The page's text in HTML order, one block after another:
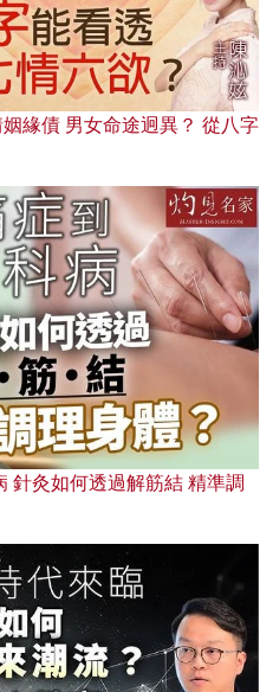
緣債 男女命途迥異？ 從八字
針灸如何透過解筋結 精準調